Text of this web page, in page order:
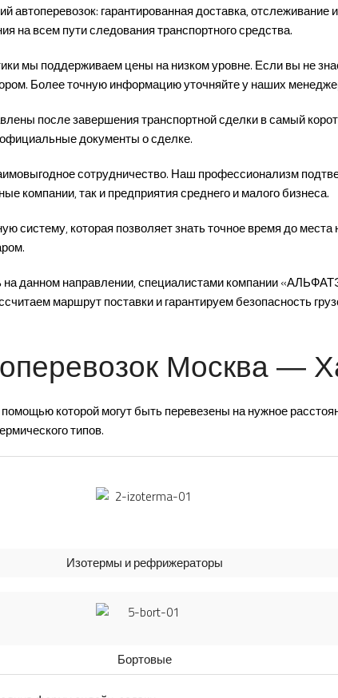
автоперевозок: гарантированная доставка,
на всем пути следования транспортного средства.
мы поддерживаем цены на низком уровне. Если вы не
Более точную информацию уточняйте у наших
после завершения транспортной сделки в самый
документы о сделке.
сотрудничество. Наш профессионализм
компании, так и предприятия среднего и малого бизнеса.
систему, которая позволяет знать точное время до
на данном направлении, специалистами компании
маршрут поставки и гарантируем безопасность
Москва —
которой могут быть перевезены на нужное
типов.
Изотермы и рефрижераторы
Бортовые